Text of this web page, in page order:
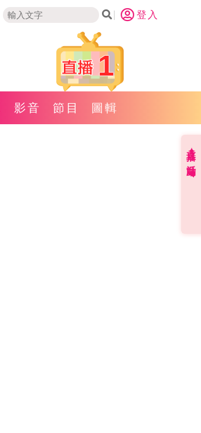
登入
1
影音 節目 圖輯
直播✦活動